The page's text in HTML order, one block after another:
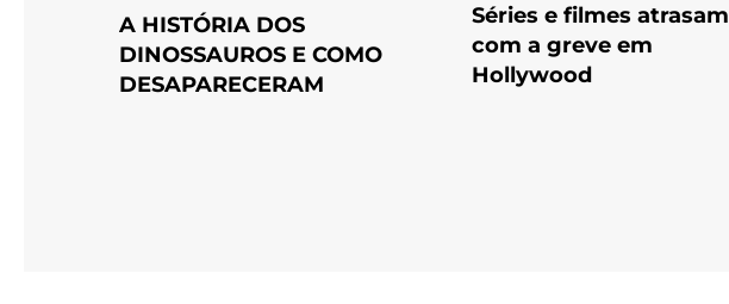
A HISTÓRIA DOS
DINOSSAUROS E COMO
DESAPARECERAM
Séries e filmes atrasam
com a greve em
Hollywood